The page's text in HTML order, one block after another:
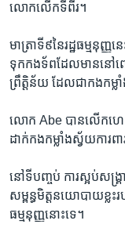
លោក​លើក​ទី​ពីរ។
មាត្រា​ទី​៩​នៃ​រដ្ឋធម្មនុញ្ញ​
ទុក​កងទ័ពដែល​មាននៅ​ព
ព្រឹត្តិន័យ ដែល​ជា​កង​កម្
លោក​ Abe បាន​លើក​ហេតុ
ដាក់​កងកម្លាំងស្វ័យការព
នៅ​ទី​បញ្ចប់ ការស្អប់​សង្គ្
សម្ពន្ធមិត្ត​នយោបាយ​ខ្លះ​
ធម្មនុញ្ញ​នោះ​ទេ។